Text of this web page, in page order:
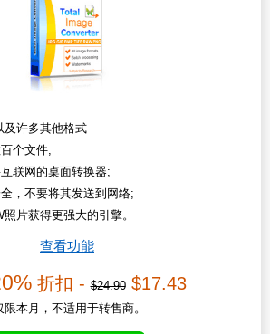
及许多其他格式
个文件;
联网的桌面转换器;
，不要将其发送到网络;
片获得更强大的引擎。
查看功能
折扣 -$24.90$17.43
限本月，不适用于转售商。